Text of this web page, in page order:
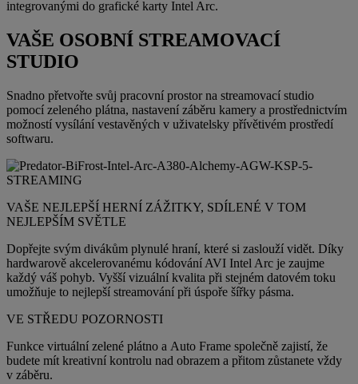
integrovanými do grafické karty Intel Arc.
VAŠE OSOBNÍ STREAMOVACÍ
STUDIO
Snadno přetvořte svůj pracovní prostor na streamovací studio
pomocí zeleného plátna, nastavení záběru kamery a prostřednictvím
možností vysílání vestavěných v uživatelsky přívětivém prostředí
softwaru.
VAŠE NEJLEPŠÍ HERNÍ ZÁŽITKY, SDÍLENÉ V TOM
NEJLEPŠÍM SVĚTLE
Dopřejte svým divákům plynulé hraní, které si zaslouží vidět. Díky
hardwarově akcelerovanému kódování AVI Intel Arc je zaujme
každý váš pohyb. Vyšší vizuální kvalita při stejném datovém toku
umožňuje to nejlepší streamování při úspoře šířky pásma.
VE STŘEDU POZORNOSTI
Funkce virtuální zelené plátno a Auto Frame společně zajistí, že
budete mít kreativní kontrolu nad obrazem a přitom zůstanete vždy
v záběru.